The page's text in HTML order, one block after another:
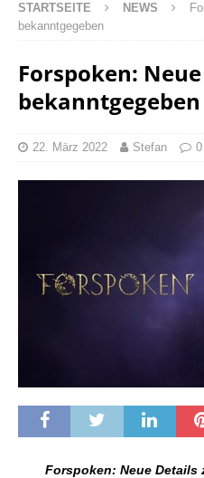
STARTSEITE NEWS
bekanntgegeben
Forspoken:
bekanntgegeben
22. März 2022 Stefan 0
Forspoken: Neue Details